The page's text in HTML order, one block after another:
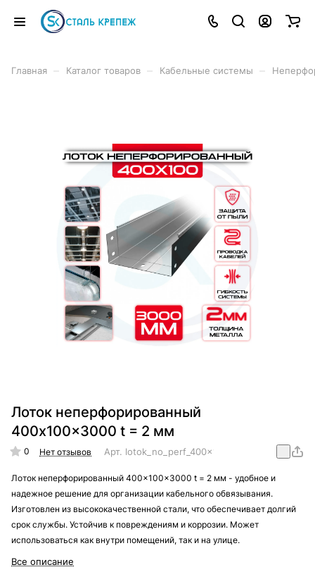
Главная Каталог товаров Кабельные системы
Лоток неперфорированный
400x100x3000 t = 2 мм
0 Нет отзывов Арт. lotok_no_perf_400x100x3000_t_=_2_mm
Лоток неперфорированный 400x100x3000 t = 2 мм - удобное и
надежное решение для организации кабельного обвязывания.
Изготовлен из высококачественной стали, что обеспечивает долгий
срок службы. Устойчив к повреждениям и коррозии. Может
использоваться как внутри помещений, так и на улице.
Все описание